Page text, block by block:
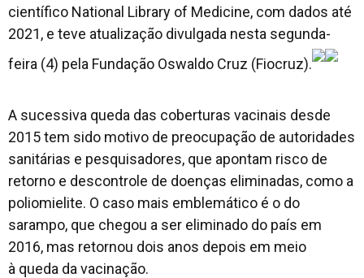
científico National Library of Medicine, com dados até
2021, e teve atualização divulgada nesta segunda-
feira (4) pela Fundação Oswaldo Cruz (Fiocruz).
A sucessiva queda das coberturas vacinais desde
2015 tem sido motivo de preocupação de autoridades
sanitárias e pesquisadores, que apontam risco de
retorno e descontrole de doenças eliminadas, como a
poliomielite. O caso mais emblemático é o do
sarampo, que chegou a ser eliminado do país em
2016, mas retornou dois anos depois em meio
à queda da vacinação.